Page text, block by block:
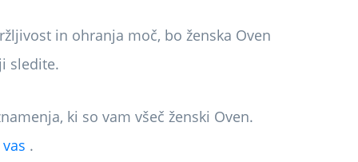
in ohranja moč, bo ženska Oven
sledite.
ki so vam všeč ženski Oven.
.